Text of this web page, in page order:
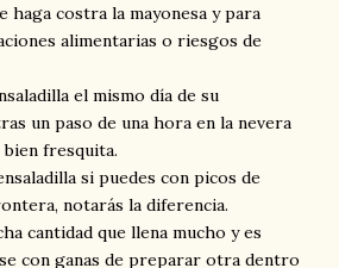
haga costra la mayonesa y para
alimentarias o riesgos de
el mismo día de su
un paso de una hora en la nevera
fresquita.
si puedes con picos de
notarás la diferencia.
cantidad que llena mucho y es
con ganas de preparar otra dentro